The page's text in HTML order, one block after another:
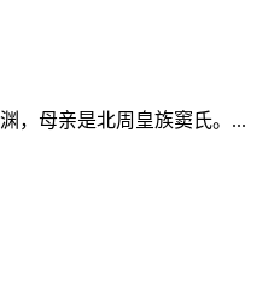
，母亲是北周皇族窦氏。...